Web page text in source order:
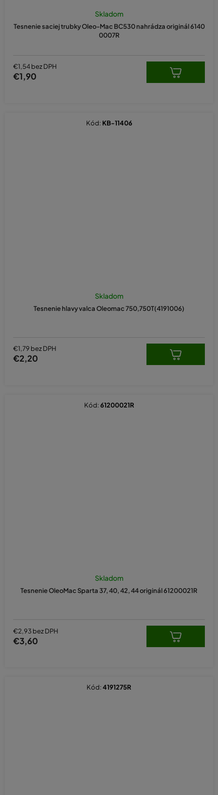
Tesnenie saciej trubky Oleo-Mac BC530 nahrádza originál 6140
0007R
Skladom
€1,54 bez DPH
€1,90
Tesnenie hlavy valca Oleomac 750,750T(4191006)
Skladom
€1,79 bez DPH
€2,20
Kód: KB-11406
Tesnenie OleoMac Sparta 37, 40, 42, 44 originál 61200021R
Skladom
€2,93 bez DPH
€3,60
Kód:61200021R
Kód:4191275R